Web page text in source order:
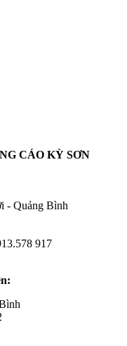
CÁO KỲ SƠN
- Quảng Bình
917